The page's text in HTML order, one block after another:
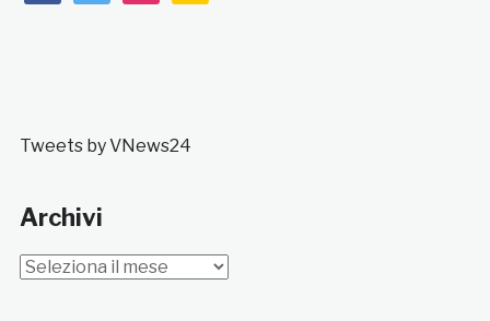
Tweets by VNews24
Archivi
Archivi